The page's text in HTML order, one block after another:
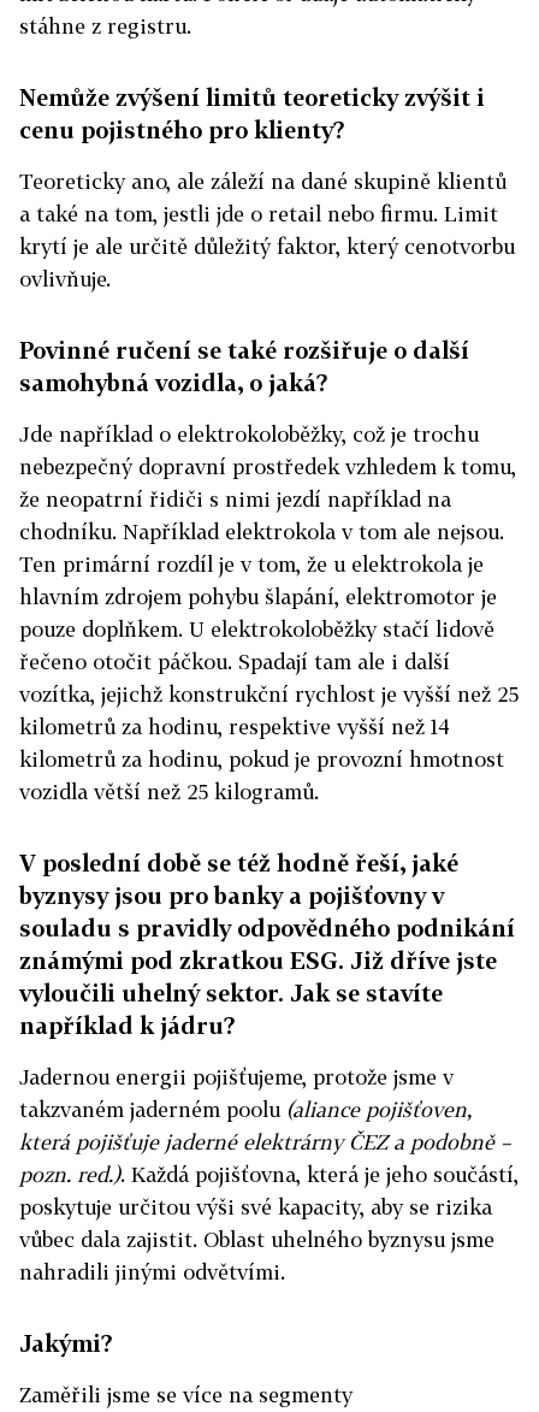
stáhne z registru.
Nemůže zvýšení limitů teoreticky zvýšit i
cenu pojistného pro klienty?
Teoreticky ano, ale záleží na dané skupině klientů
a také na tom, jestli jde o retail nebo firmu. Limit
krytí je ale určitě důležitý faktor, který cenotvorbu
ovlivňuje.
Povinné ručení se také rozšiřuje o další
samohybná vozidla, o jaká?
Jde například o elektrokoloběžky, což je trochu
nebezpečný dopravní prostředek vzhledem k tomu,
že neopatrní řidiči s nimi jezdí například na
chodníku. Například elektrokola v tom ale nejsou.
Ten primární rozdíl je v tom, že u elektrokola je
hlavním zdrojem pohybu šlapání, elektromotor je
pouze doplňkem. U elektrokoloběžky stačí lidově
řečeno otočit páčkou. Spadají tam ale i další
vozítka, jejichž konstrukční rychlost je vyšší než 25
kilometrů za hodinu, respektive vyšší než 14
kilometrů za hodinu, pokud je provozní hmotnost
vozidla větší než 25 kilogramů.
V poslední době se též hodně řeší, jaké
byznysy jsou pro banky a pojišťovny v
souladu s pravidly odpovědného podnikání
známými pod zkratkou ESG. Již dříve jste
vyloučili uhelný sektor. Jak se stavíte
například k jádru?
Jadernou energii pojišťujeme, protože jsme v
takzvaném jaderném poolu (aliance pojišťoven,
která pojišťuje jaderné elektrárny ČEZ a podobně –
pozn. red.). Každá pojišťovna, která je jeho součástí,
poskytuje určitou výši své kapacity, aby se rizika
vůbec dala zajistit. Oblast uhelného byznysu jsme
nahradili jinými odvětvími.
Jakými?
Zaměřili jsme se více na segmenty